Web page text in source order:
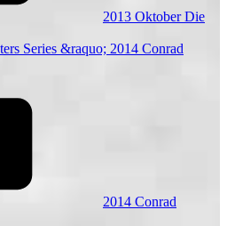
2013 Oktober Die
2014 Conrad